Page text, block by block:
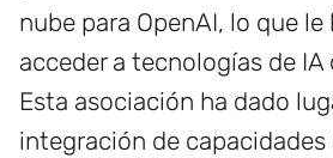
nube para OpenAI, lo que
acceder a tecnologías de IA
Esta asociación ha dado
integración de capacidades